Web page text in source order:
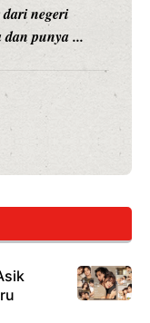
dan Vicky
dengan ...
& Vicky Prasetyo
Bikin Nagih!